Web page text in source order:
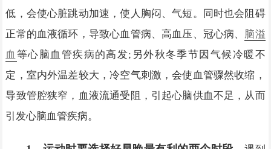
低，会使心脏跳动加速，使人胸闷、气短。同时也会阻碍
正常的血液循环，导致心血管病、高血压、冠心病、 脑溢
血 等心脑血管疾病的高发;另外秋冬季节因气候冷暖不
定，室内外温差较大，冷空气刺激，会使血管骤然收缩，
导致管腔狭窄，血液流通受阻，引起心脑供血不足，从而
引发心脑血管疾病。